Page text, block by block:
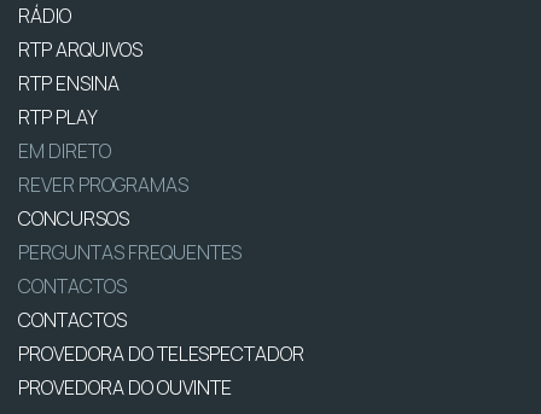
RÁDIO
RTP ARQUIVOS
RTP ENSINA
RTP PLAY
EM DIRETO
REVER PROGRAMAS
CONCURSOS
PERGUNTAS FREQUENTES
CONTACTOS
CONTACTOS
PROVEDORA DO TELESPECTADOR
PROVEDORA DO OUVINTE